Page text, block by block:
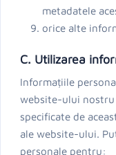
metadatele
orice alte
C. Utilizarea
Informațiile
website-ului
specificate de
ale website-ului.
personale pentru: